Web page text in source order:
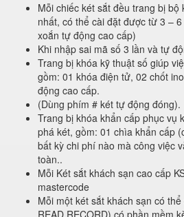
Mỗi chiếc két sắt đều trang bị
nhất, có thể cài đặt được từ 3 –
xoắn tự động cao cấp)
Khi nhập sai mã số 3 lần và tự
Trang bị khóa kỹ thuật số giúp
gồm: 01 khóa điện tử, 02 chốt
động cao cấp.
(Dùng phím # két tự động đóng).
Trang bị khóa khẩn cấp phục vụ
phá két, gồm: 01 chìa khẩn cấp
bất kỳ chi phí nào mà công việc
toàn..
Mỗi Két sắt khách sạn cao cấp
mastercode
Mỗi một két sắt khách sạn có
READ RECORD) có phần mềm